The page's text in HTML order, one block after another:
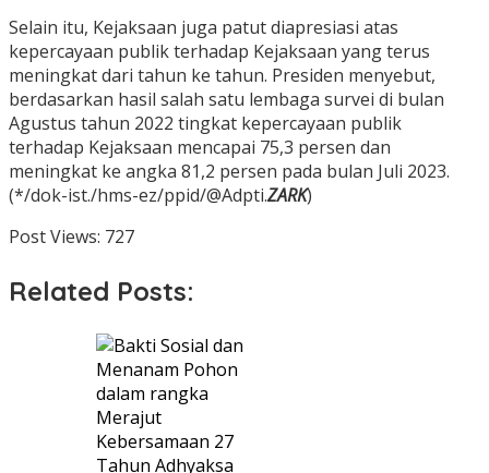
Selain itu, Kejaksaan juga patut diapresiasi atas
kepercayaan publik terhadap Kejaksaan yang terus
meningkat dari tahun ke tahun. Presiden menyebut,
berdasarkan hasil salah satu lembaga survei di bulan
Agustus tahun 2022 tingkat kepercayaan publik
terhadap Kejaksaan mencapai 75,3 persen dan
meningkat ke angka 81,2 persen pada bulan Juli 2023.
(*/dok-ist./hms-ez/ppid/@Adpti.ZARK)
Post Views: 727
Related Posts: